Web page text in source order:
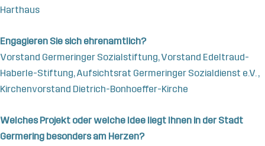
Harthaus
Engagieren Sie sich ehrenamtlich?
Vorstand Germeringer Sozialstiftung, Vorstand Edeltraud-
Haberle-Stiftung, Aufsichtsrat Germeringer Sozialdienst e.V. ,
Kirchenvorstand Dietrich-Bonhoeffer-Kirche
Welches Projekt oder welche Idee liegt Ihnen in der Stadt
Germering besonders am Herzen?